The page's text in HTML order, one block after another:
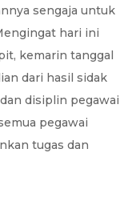
sengaja untuk
hari ini
kemarin tanggal
dari hasil sidak
disiplin pegawai
pegawai
tugas dan